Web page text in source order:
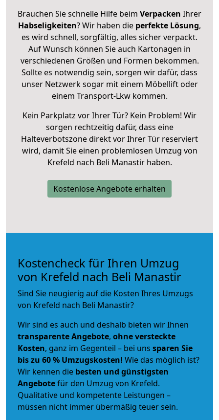
Brauchen Sie schnelle Hilfe beim Verpacken Ihrer
Habseligkeiten? Wir haben die perfekte Lösung,
es wird schnell, sorgfältig, alles sicher verpackt.
Auf Wunsch können Sie auch Kartonagen in
verschiedenen Größen und Formen bekommen.
Sollte es notwendig sein, sorgen wir dafür, dass
unser Netzwerk sogar mit einem Möbellift oder
einem Transport-Lkw kommen.
Kein Parkplatz vor Ihrer Tür? Kein Problem! Wir
sorgen rechtzeitig dafür, dass eine
Halteverbotszone direkt vor Ihrer Tür reserviert
wird, damit Sie einen problemlosen Umzug von
Krefeld nach Beli Manastir haben.
Kostenlose Angebote erhalten
Kostencheck für Ihren Umzug
von Krefeld nach Beli Manastir
Sind Sie neugierig auf die Kosten Ihres Umzugs
von Krefeld nach Beli Manastir?
Wir sind es auch und deshalb bieten wir Ihnen
transparente Angebote, ohne versteckte
Kosten, ganz im Gegenteil – bei uns sparen Sie
bis zu 60 % Umzugskosten! Wie das möglich ist?
Wir kennen die besten und günstigsten
Angebotefür den Umzug von Krefeld.
Qualitative und kompetente Leistungen –
müssen nicht immer übermäßig teuer sein.